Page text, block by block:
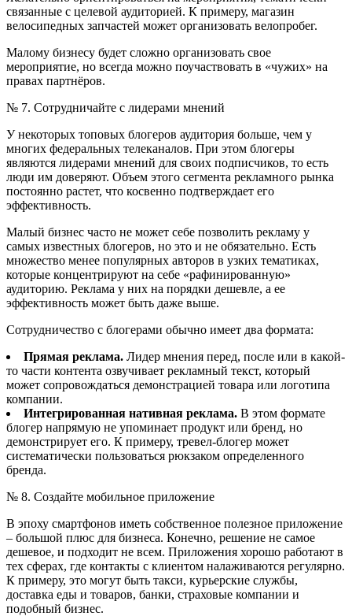
связанные с целевой аудиторией. К примеру, магазин
велосипедных запчастей может организовать велопробег.
Малому бизнесу будет сложно организовать свое
мероприятие, но всегда можно поучаствовать в «чужих» на
правах партнёров.
№ 7. Сотрудничайте с лидерами мнений
У некоторых топовых блогеров аудитория больше, чем у
многих федеральных телеканалов. При этом блогеры
являются лидерами мнений для своих подписчиков, то есть
люди им доверяют. Объем этого сегмента рекламного рынка
постоянно растет, что косвенно подтверждает его
эффективность.
Малый бизнес часто не может себе позволить рекламу у
самых известных блогеров, но это и не обязательно. Есть
множество менее популярных авторов в узких тематиках,
которые концентрируют на себе «рафинированную»
аудиторию. Реклама у них на порядки дешевле, а ее
эффективность может быть даже выше.
Сотрудничество с блогерами обычно имеет два формата:
Прямая реклама. Лидер мнения перед, после или в какой-
то части контента озвучивает рекламный текст, который
может сопровождаться демонстрацией товара или логотипа
компании.
Интегрированная нативная реклама. В этом формате
блогер напрямую не упоминает продукт или бренд, но
демонстрирует его. К примеру, тревел-блогер может
систематически пользоваться рюкзаком определенного
бренда.
№ 8. Создайте мобильное приложение
В эпоху смартфонов иметь собственное полезное приложение
– большой плюс для бизнеса. Конечно, решение не самое
дешевое, и подходит не всем. Приложения хорошо работают в
тех сферах, где контакты с клиентом налаживаются регулярно.
К примеру, это могут быть такси, курьерские службы,
доставка еды и товаров, банки, страховые компании и
подобный бизнес.